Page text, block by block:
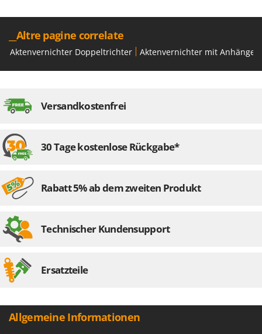
__Altre pagine correlate
Aktenvernichter Doppeltrichter Aktenvernichter mit
Versandkostenfrei
30 Tage kostenlose Rückgabe*
Rabatt 5% ab dem zweiten Produkt
Technischer Kundensupport
Ersatzteile
Allgemeine Informationen